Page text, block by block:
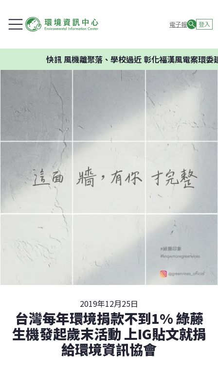
電子報 登入
風機離聚落、學校過近 彰化福漢風電案環委建議不應
2019年12月25日
台灣每年環境捐款不到1% 綠藤
生機發起歲末活動 上IG貼文就捐
給環境資訊協會